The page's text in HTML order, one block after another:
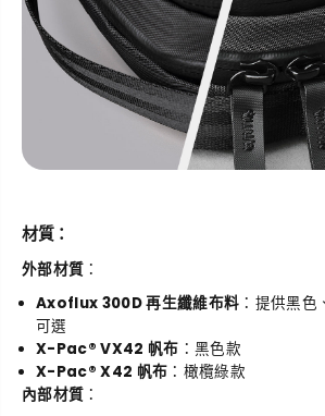
材質：
外部材質 ：
Axoflux 300D 再生纖維布料 ：提供黑
可選
X-Pac® VX42 帆布 ：黑色款
X-Pac® X42 帆布 ：橄欖綠款
內部材質 ：